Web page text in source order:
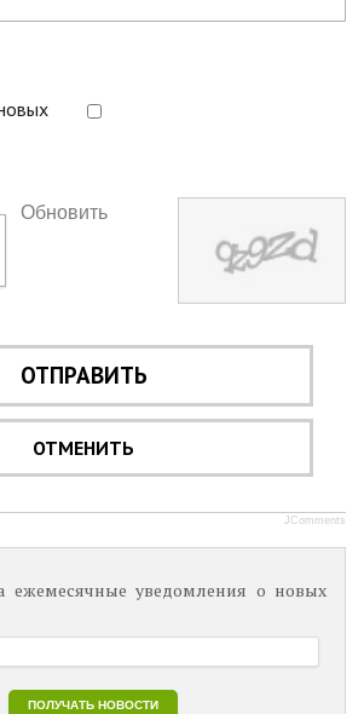
Обновить
ОТПРАВИТЬ
ОТМЕНИТЬ
JComments
ежемесячные уведомления о новых